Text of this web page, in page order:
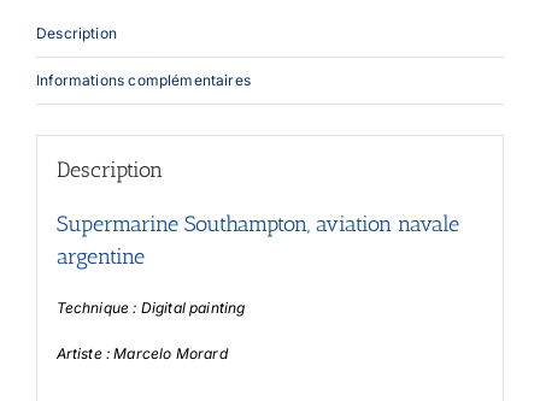
Description
Informations complémentaires
Description
Supermarine Southampton, aviation navale
argentine
Technique : Digital painting
Artiste : Marcelo Morard